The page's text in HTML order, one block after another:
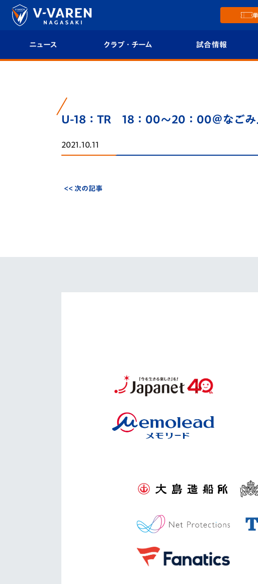
ニュース クラブ・チーム
クラブ概要
エンブレム紹介
試合情報
順位表
U-18：TR 18：00～20：00＠なご
2021.10.11
<< 次の記事